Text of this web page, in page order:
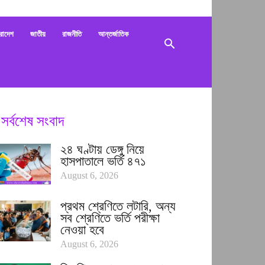
জাতীয় রাজনীতি আন্তর্জাতিক
সর্বশেষ সংবাদ
২৪ ঘণ্টায় ডেঙ্গু নিয়ে
হাসপাতালে ভর্তি ৪৭১
August 6, 2026
প্রথম শ্রেণিতে লটারি, অন্য
সব শ্রেণিতে ভর্তি পরীক্ষা
নেওয়া হবে
August 6, 2026